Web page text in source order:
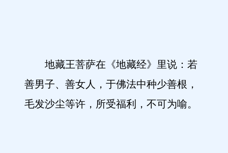
地藏王菩萨在《地藏经》里说：若
善男子、善女人，于佛法中种少善根，
毛发沙尘等许，所受福利，不可为喻。